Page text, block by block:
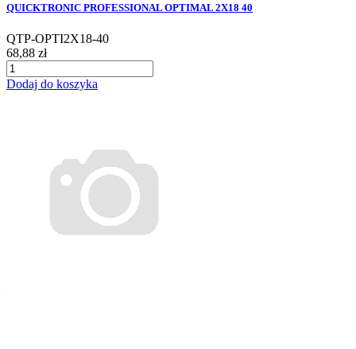
QUICKTRONIC PROFESSIONAL OPTIMAL 2X18 40
QTP-OPTI2X18-40
68,88 zł
Dodaj do koszyka